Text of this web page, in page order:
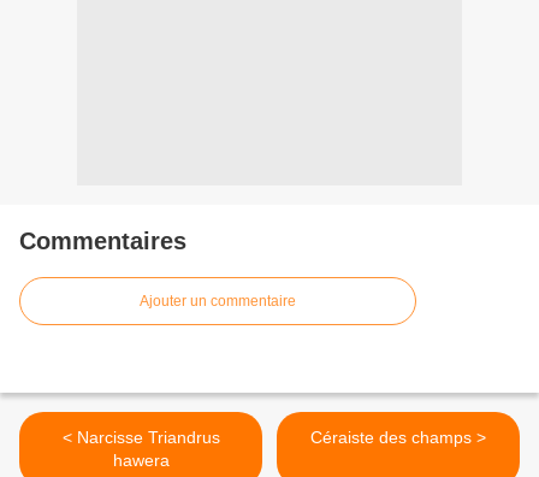
Commentaires
Ajouter un commentaire
< Narcisse Triandrus
hawera
Céraiste des champs >